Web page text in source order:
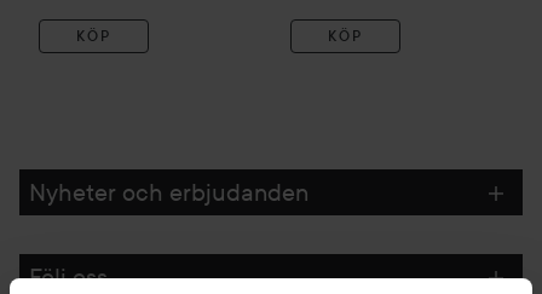
KÖP KÖP
Nyheter och erbjudanden
Följ oss